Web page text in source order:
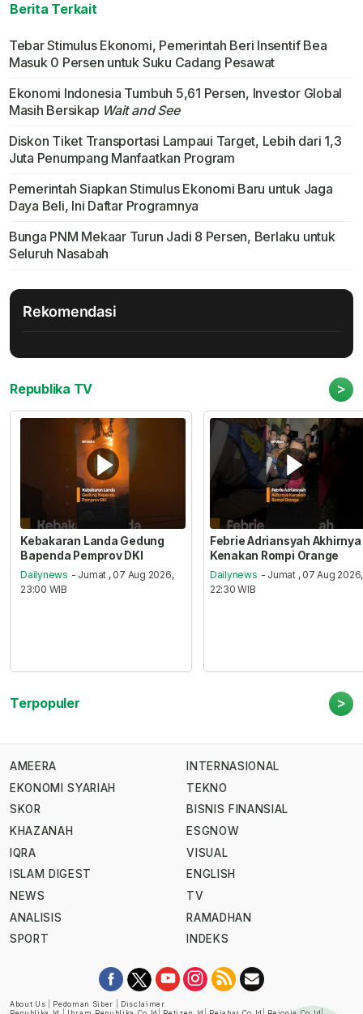
Berita Terkait
Tebar Stimulus Ekonomi, Pemerintah Beri Insentif Bea
Masuk 0 Persen untuk Suku Cadang Pesawat
Ekonomi Indonesia Tumbuh 5,61 Persen, Investor Global
Masih Bersikap Wait and See
Diskon Tiket Transportasi Lampaui Target, Lebih dari 1,3
Juta Penumpang Manfaatkan Program
Pemerintah Siapkan Stimulus Ekonomi Baru untuk Jaga
Daya Beli, Ini Daftar Programnya
Bunga PNM Mekaar Turun Jadi 8 Persen, Berlaku untuk
Seluruh Nasabah
Rekomendasi
Republika TV >
Kebakaran Landa Gedung
Bapenda Pemprov DKI
Dailynews - Jumat , 07 Aug 2026,
23:00 WIB
Febrie Adriansyah Akhirnya
Kenakan Rompi Orange
Dailynews - Jumat , 07 Aug 2026,
22:30 WIB
Terpopuler >
AMEERA
EKONOMI SYARIAH
SKOR
KHAZANAH
IQRA
ISLAM DIGEST
NEWS
ANALISIS
SPORT
INTERNASIONAL
TEKNO
BISNIS FINANSIAL
ESGNOW
VISUAL
ENGLISH
TV
RAMADHAN
INDEKS
About Us Pedoman Siber
Disclaimer